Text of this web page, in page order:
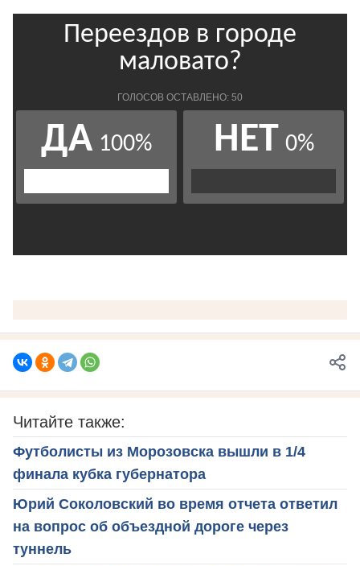
Читайте также:
Футболисты из Морозовска вышли в 1/4
финала кубка губернатора
Юрий Соколовский во время отчета ответил
на вопрос об объездной дороге через
туннель